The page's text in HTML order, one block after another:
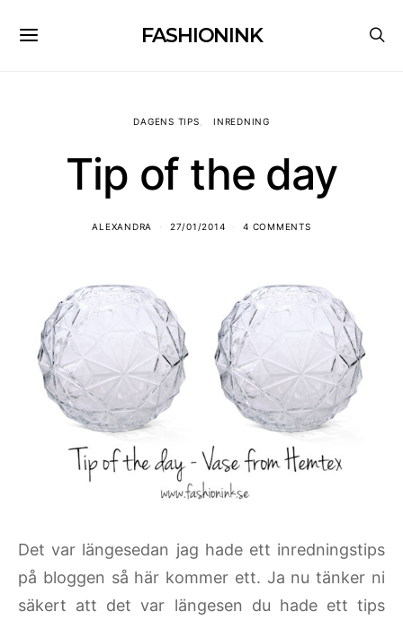
FASHIONINK
DAGENS TIPS INREDNING
Tip of the day
ALEXANDRA 27/01/2014 4 COMMENTS
Det var längesedan jag hade ett inredningstips
på bloggen så här kommer ett. Ja nu tänker ni
säkert att det var längesen du hade ett tips